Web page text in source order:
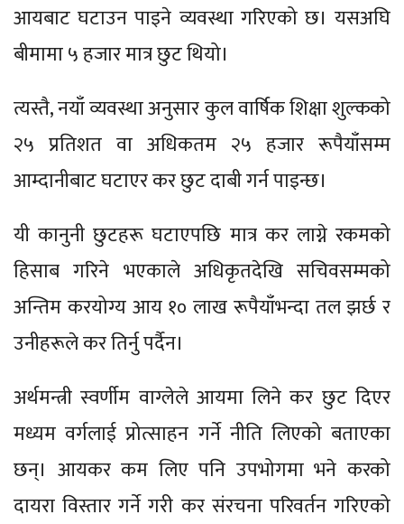
आयबाट घटाउन पाइने व्यवस्था गरिएको छ। यसअघि
बीमामा ५ हजार मात्र छुट थियो।
त्यस्तै, नयाँ व्यवस्था अनुसार कुल वार्षिक शिक्षा शुल्कको
२५ प्रतिशत वा अधिकतम २५ हजार रूपैयाँसम्म
आम्दानीबाट घटाएर कर छुट दाबी गर्न पाइन्छ।
यी कानुनी छुटहरू घटाएपछि मात्र कर लाग्ने रकमको
हिसाब गरिने भएकाले अधिकृतदेखि सचिवसम्मको
अन्तिम करयोग्य आय १० लाख रूपैयाँभन्दा तल झर्छ र
उनीहरूले कर तिर्नु पर्दैन।
अर्थमन्त्री स्वर्णीम वाग्लेले आयमा लिने कर छुट दिएर
मध्यम वर्गलाई प्रोत्साहन गर्ने नीति लिएको बताएका
छन्। आयकर कम लिए पनि उपभोगमा भने करको
दायरा विस्तार गर्ने गरी कर संरचना परिवर्तन गरिएको